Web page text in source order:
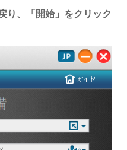
り、「開始」をクリック